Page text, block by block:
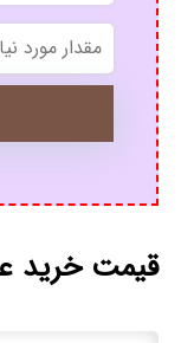
*
قیمت خرید